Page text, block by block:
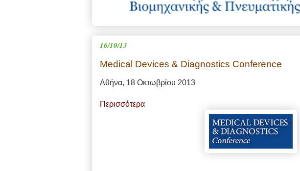
16/10/13
Medical Devices & Diagnostics Conference
Αθήνα, 18 Οκτωβρίου 2013
Περισσότερα